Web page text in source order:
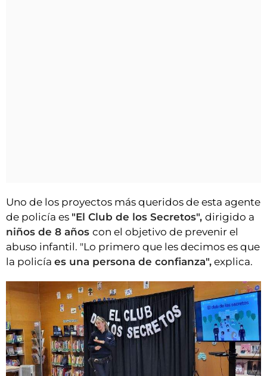
Uno de los proyectos más queridos de esta agente
de policía es "El Club de los Secretos", dirigido a
niños de 8 años con el objetivo de prevenir el
abuso infantil. "Lo primero que les decimos es que
la policía es una persona de confianza", explica.